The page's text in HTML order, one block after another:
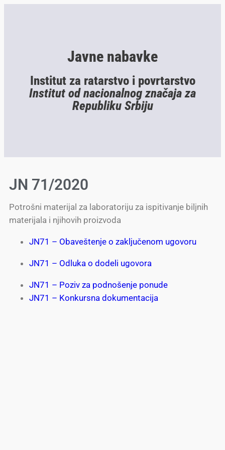
Javne nabavke
Institut za ratarstvo i povrtarstvo
Institut od nacionalnog značaja za
Republiku Srbiju
JN 71/2020
Potrošni materijal za laboratoriju za ispitivanje biljnih
materijala i njihovih proizvoda
JN71 – Obaveštenje o zaključenom ugovoru
JN71 – Odluka o dodeli ugovora
JN71 – Poziv za podnošenje ponude
JN71 – Konkursna dokumentacija